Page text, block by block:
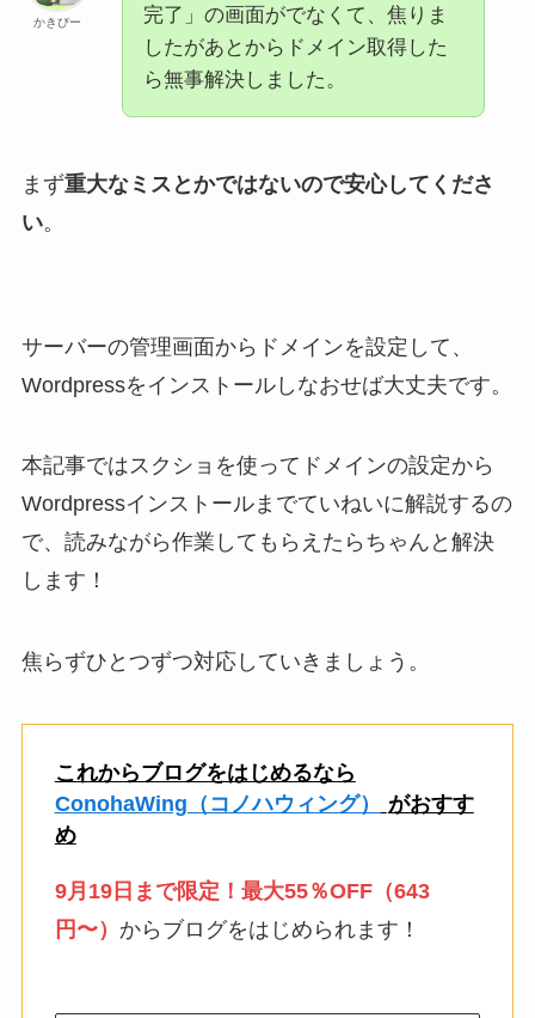
かきぴー
完了」の画面がでなくて、焦りま
したがあとからドメイン取得した
ら無事解決しました。
まず重大なミスとかではないので安心してくださ
い。
サーバーの管理画面からドメインを設定して、
Wordpressをインストールしなおせば大丈夫です。
本記事ではスクショを使ってドメインの設定から
Wordpressインストールまでていねいに解説するの
で、読みながら作業してもらえたらちゃんと解決
します！
焦らずひとつずつ対応していきましょう。
これからブログをはじめるなら
ConohaWing（コノハウィング）
がおすす
め
9月19日まで限定！最大55％OFF（643
円〜） からブログをはじめられます！